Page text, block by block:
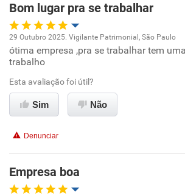
Bom lugar pra se trabalhar
Oportunidade de promoção
Ambiente de trabalho
Conciliação com a vida familiar
Recomenda esta empresa
Recomenda a diretoria
29 Outubro 2025. Vigilante Patrimonial, São Paulo
ótima empresa ,pra se trabalhar tem
trabalho
Esta avaliação foi útil?
Sim Não
Denunciar
Empresa boa